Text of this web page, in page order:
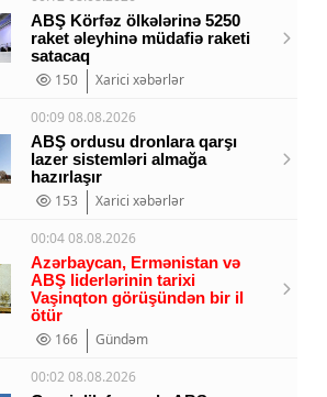
ABŞ Körfəz ölkələrinə 5250
raket əleyhinə müdafiə raketi
satacaq
150
Xarici xəbərlər
00:09 08.08.2026
ABŞ ordusu dronlara qarşı
lazer sistemləri almağa
hazırlaşır
153
Xarici xəbərlər
00:04 08.08.2026
Azərbaycan, Ermənistan və
ABŞ liderlərinin tarixi
Vaşinqton görüşündən bir il
ötür
166
Gündəm
00:02 08.08.2026